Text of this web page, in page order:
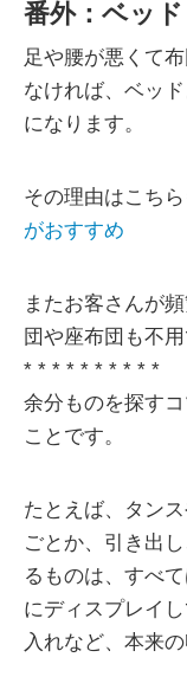
番外：ベッド
足や腰が悪くて
なければ、ベッ
になります。
その理由はこち
がおすすめ
またお客さんが
団や座布団も不用
* * * * * * * * * *
余分ものを探す
ことです。
たとえば、タン
ごとか、引き出
るものは、すべ
にディスプレイ
入れなど、本来